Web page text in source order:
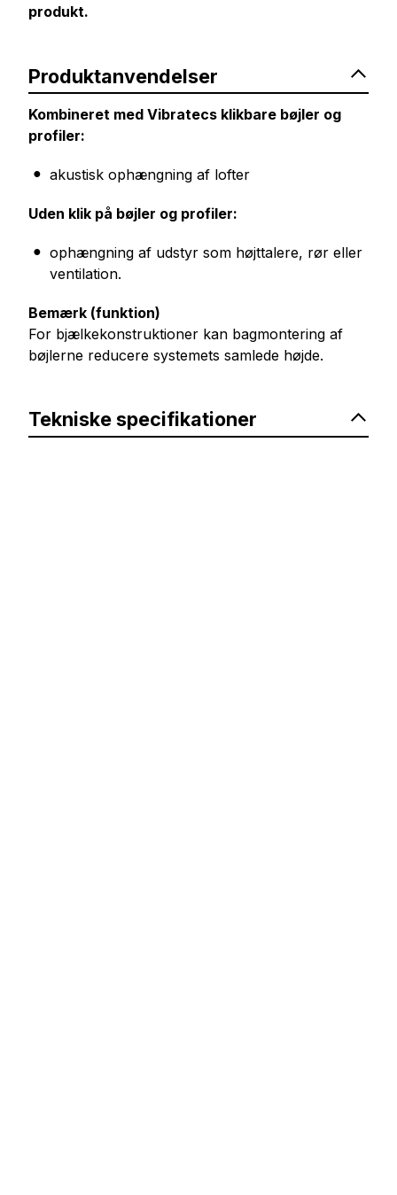
produkt.
Produktanvendelser
Kombineret med Vibratecs klikbare bøjler og
profiler:
akustisk ophængning af lofter
Uden klik på bøjler og profiler:
ophængning af udstyr som højttalere, rør eller
ventilation.
Bemærk (funktion)
For bjælkekonstruktioner kan bagmontering af
bøjlerne reducere systemets samlede højde.
Tekniske specifikationer